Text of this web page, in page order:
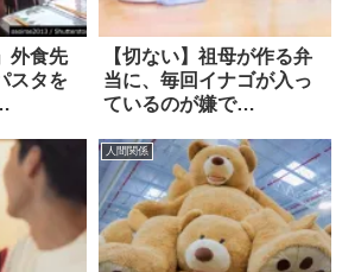
外食先
スタを
【切ない】祖母が作る弁
当に、毎回イナゴが入っ
ているのが嫌で…
人間関係